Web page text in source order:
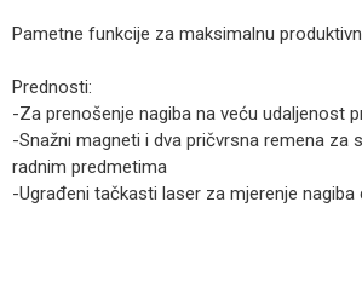
Pametne funkcije za maksimalnu
Prednosti:
-Za prenošenje nagiba na veću udaljenost
-Snažni magneti i dva pričvrsna remena za
radnim predmetima
-Ugrađeni tačkasti laser za mjerenje